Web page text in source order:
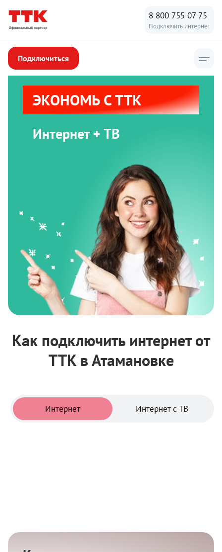
8 800 755 07 75
Подключить интернет
Подключиться
ЭКОНОМЬ С ТТК
Интернет + ТВ
Как подключить интернет от
ТТК в Атамановке
Интернет Интернет с ТВ
Тарифы